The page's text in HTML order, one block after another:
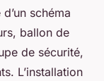
schéma
ballon de
de sécurité,
L’installation